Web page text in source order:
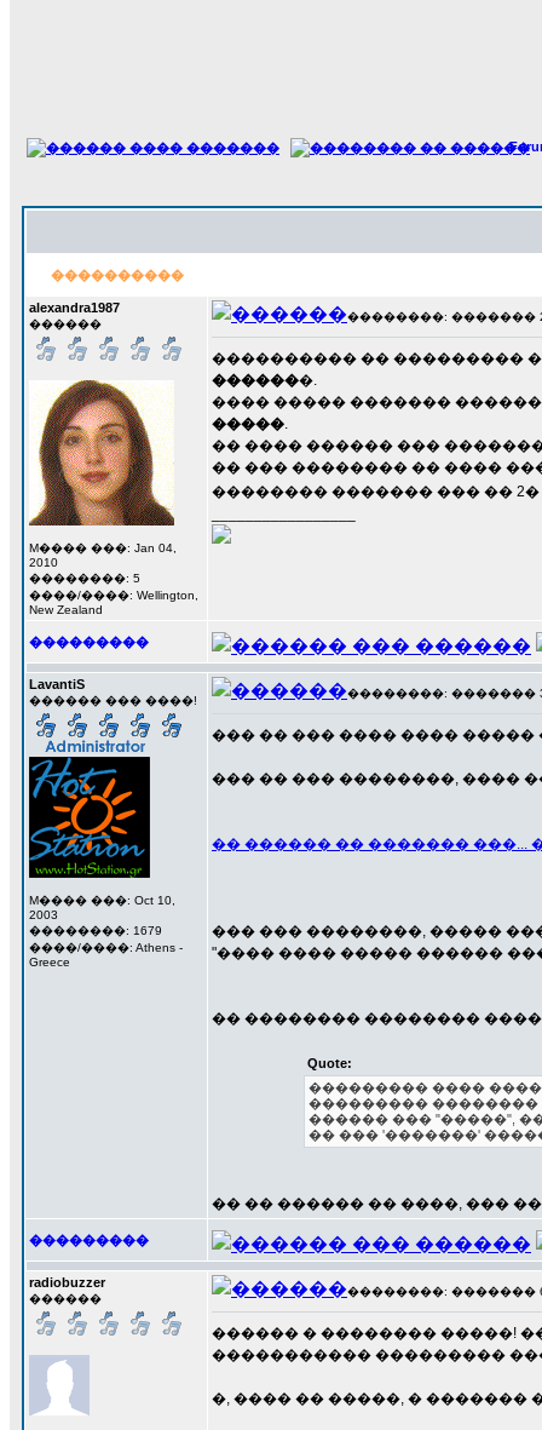
����������
alexandra1987
������
M���� ���: Jan 04,
2010
��������: 5
����/����: Wellington,
New Zealand
��������: ������� 23
���������� �� ���������
�������.
���� ����� �������
�����.
�� ���� ������ ���
�� ��� �������� �� ����
�������� ������� ��� ��
���������
LavantiS
������ ��� ����!
M���� ���: Oct 10,
2003
��������: 1679
����/����: Athens -
Greece
��������: ������� 31
��� �� ��� ���� ���� �����
��� �� ��� ��������, ����
�� ������ �� �������
��� ��� ��������, �����
"���� ���� ����� ������
�� �������� ��������
Quote:
��������� ����
��������� ��������
������ ��� "�����",
�� ��� '�������'
�� �� ������ �� ����, ���
���������
radiobuzzer
������
��������: ������� 6
������ � �������� �����!
����������� ���������
�, ���� �� �����, � �������